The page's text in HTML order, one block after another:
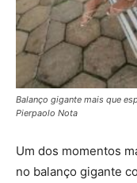
Balanço gigante mais que
Pierpaolo Nota
Um dos momentos
no balanço gigante